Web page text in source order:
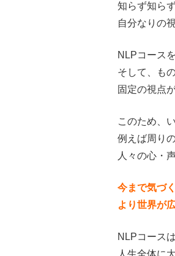
知らず知ら
自分なりの
NLPコース
そして、も
固定の視点
このため、
例えば周り
人々の心・
今まで気づ
より世界が
NLPコース
人生全体に